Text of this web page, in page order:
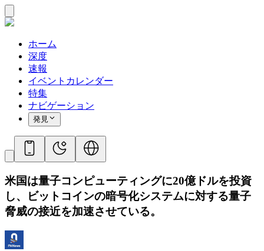
ホーム
深度
速報
イベントカレンダー
特集
ナビゲーション
発見
米国は量子コンピューティングに20億ドルを投資
し、ビットコインの暗号化システムに対する量子
脅威の接近を加速させている。